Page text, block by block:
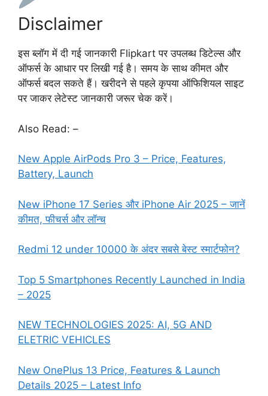
Disclaimer
इस ब्लॉग में दी गई जानकारी Flipkart पर उपलब्ध डिटेल्स और
ऑफर्स के आधार पर लिखी गई है। समय के साथ कीमत और
ऑफर्स बदल सकते हैं। खरीदने से पहले कृपया ऑफिशियल साइट
पर जाकर लेटेस्ट जानकारी जरूर चेक करें।
Also Read: –
New Apple AirPods Pro 3 – Price, Features,
Battery, Launch
New iPhone 17 Series और iPhone Air 2025 – जानें
कीमत, फीचर्स और लॉन्च
Redmi 12 under 10000 के अंदर सबसे बेस्ट स्मार्टफोन?
Top 5 Smartphones Recently Launched in India
– 2025
NEW TECHNOLOGIES 2025: AI, 5G AND
ELETRIC VEHICLES
New OnePlus 13 Price, Features & Launch
Details 2025 – Latest Info